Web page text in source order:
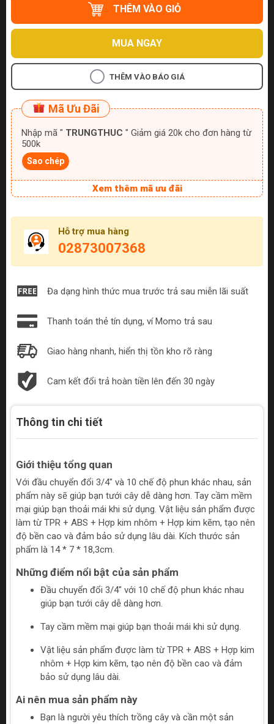
THÊM VÀO GIỎ
MUA NGAY
THÊM VÀO BÁO GIÁ
Mã Ưu Đãi
Nhập mã " TRUNGTHUC " Giảm giá 20k cho đơn hàng từ
500k
Sao chép
Xem thêm mã ưu đãi
Hỗ trợ mua hàng
02873007368
Đa dạng hình thức mua trước trả sau miễn lãi suất
Thanh toán thẻ tín dụng, ví Momo trả sau
Giao hàng nhanh, hiển thị tồn kho rõ ràng
Cam kết đổi trả hoàn tiền lên đến 30 ngày
Thông tin chi tiết
Giới thiệu tổng quan
Với đầu chuyển đổi 3/4" và 10 chế độ phun khác nhau, sản
phẩm này sẽ giúp bạn tưới cây dễ dàng hơn. Tay cầm mềm
mại giúp bạn thoải mái khi sử dụng. Vật liệu sản phẩm được
làm từ TPR + ABS + Hợp kim nhôm + Hợp kim kẽm, tạo nên
độ bền cao và đảm bảo sử dụng lâu dài. Kích thước sản
phẩm là 14 * 7 * 18,3cm.
Những điểm nổi bật của sản phẩm
Đầu chuyển đổi 3/4" với 10 chế độ phun khác nhau
giúp bạn tưới cây dễ dàng hơn.
Tay cầm mềm mại giúp bạn thoải mái khi sử dụng.
Vật liệu sản phẩm được làm từ TPR + ABS + Hợp kim
nhôm + Hợp kim kẽm, tạo nên độ bền cao và đảm
bảo sử dụng lâu dài.
Ai nên mua sản phẩm này
Bạn là người yêu thích trồng cây và cần một sản